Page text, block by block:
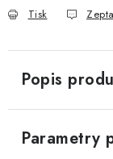
Tisk
Popis
Parametry